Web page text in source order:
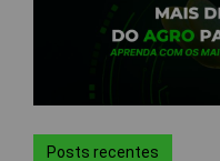
Posts recentes